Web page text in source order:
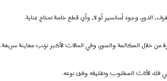
الدور، وجود أسانسير أو لا، وأي قطع خاصة تحتاج عناية.
من خلال المكالمة والصور، وفي الحالات الأكبر نرتب معاينة سريعة.
فك الأثاث المطلوب وتغليفه وفق نوعه.